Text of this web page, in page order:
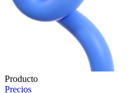
Producto
Precios